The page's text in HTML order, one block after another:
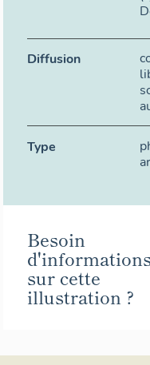
Diffusion
Type
Besoin
sur cette
illustration ?